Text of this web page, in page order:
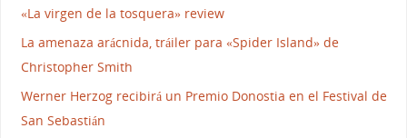
«La virgen de la tosquera» review
La amenaza arácnida, tráiler para «Spider Island» de
Christopher Smith
Werner Herzog recibirá un Premio Donostia en el Festival de
San Sebastián